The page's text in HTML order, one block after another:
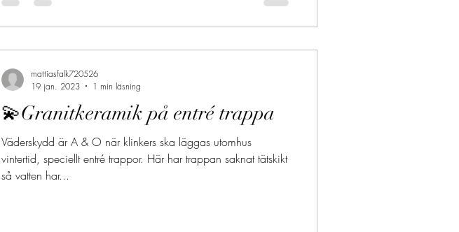
💫Granitkeramik på entré trappa
Väderskydd är A & O när klinkers ska läggas utomhus
vintertid, speciellt entré trappor. Här har trappan saknat tätskikt
så vatten har...
mattiasfalk720526
19 jan. 2023
1 min läsning